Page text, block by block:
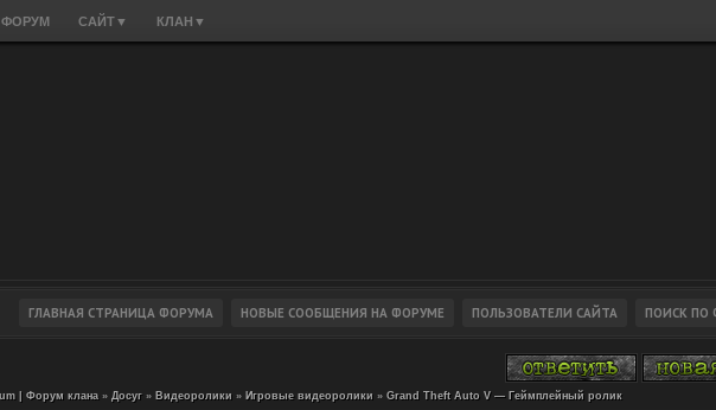
ФОРУМ САЙТ▼ КЛАН ▼
| Форум клана » Досуг » Видеоролики » Игровые видеоролики » Grand Theft Auto V — Геймплейный ролик